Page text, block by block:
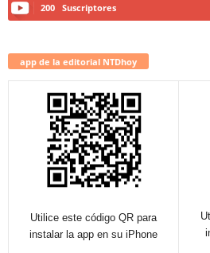
200 Suscriptores
app de la editorial NTDhoy
Utilice este código QR para
instalar la app en su iPhone